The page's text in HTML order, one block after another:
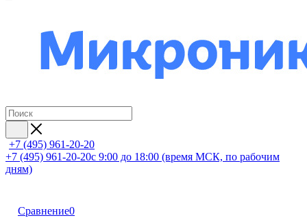
+7 (495) 961-20-20
+7 (495) 961-20-20с 9:00 до 18:00 (время МСК, по рабочим
дням)
Сравнение0